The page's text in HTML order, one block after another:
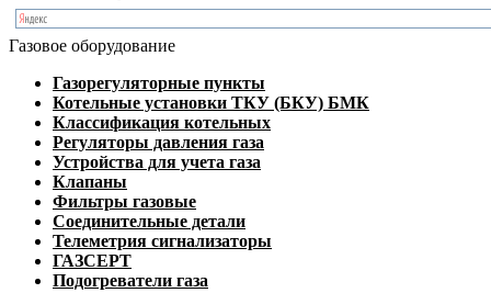
Газовое оборудование
Газорегуляторные пункты
Котельные установки ТКУ (БКУ) БМК
Классификация котельных
Регуляторы давления газа
Устройства для учета газа
Клапаны
Фильтры газовые
Соединительные детали
Телеметрия сигнализаторы
ГАЗСЕРТ
Подогреватели газа